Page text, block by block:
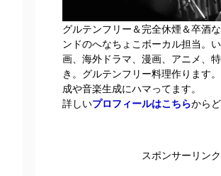
グルテンフリー＆完全休煙＆卒酒
ンドのへなちょこボーカル担当。
画、海外ドラマ、漫画、アニメ、
き。グルテンフリー料理作ります
成や音楽生成にハマってます。
詳しいプロフィールはこちらから
スポンサーリンク